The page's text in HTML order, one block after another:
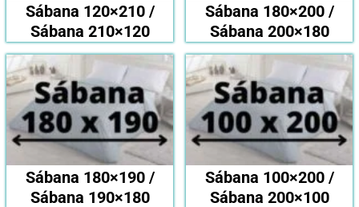
Sábana 120×210 /
Sábana 210×120
Sábana 180×200 /
Sábana 200×180
Sábana 180×190 /
Sábana 190×180
Sábana 100×200 /
Sábana 200×100